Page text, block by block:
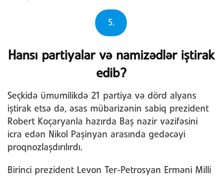
5.
Hansı partiyalar və namizədlər iştirak
edib?
Seçkidə ümumilikdə 21 partiya və dörd alyans
iştirak etsə də, əsas mübarizənin sabiq prezident
Robert Koçaryanla hazırda Baş nazir vəzifəsini
icra edən Nikol Paşinyan arasında gedəcəyi
proqnozlaşdırılırdı.
Birinci prezident Levon Ter-Petrosyan Erməni Milli